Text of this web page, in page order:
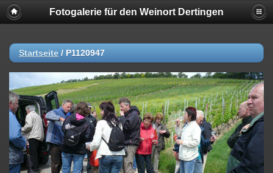
Fotogalerie für den Weinort Dertingen
Startseite / P1120947